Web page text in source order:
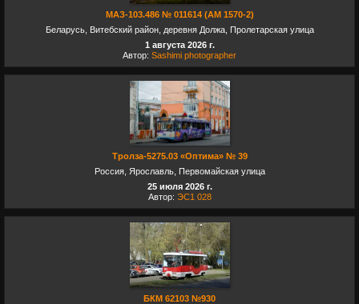
МАЗ-103.486 № 011614 (AM 1570-2)
Беларусь, Витебский район, деревня Должа, Пролетарская улица
1 августа 2026 г.
Автор: Sashimi photographer
Тролза-5275.03 «Оптима» № 39
Россия, Ярославль, Первомайская улица
25 июля 2026 г.
Автор: ЭС1 028
БКМ 62103 №930